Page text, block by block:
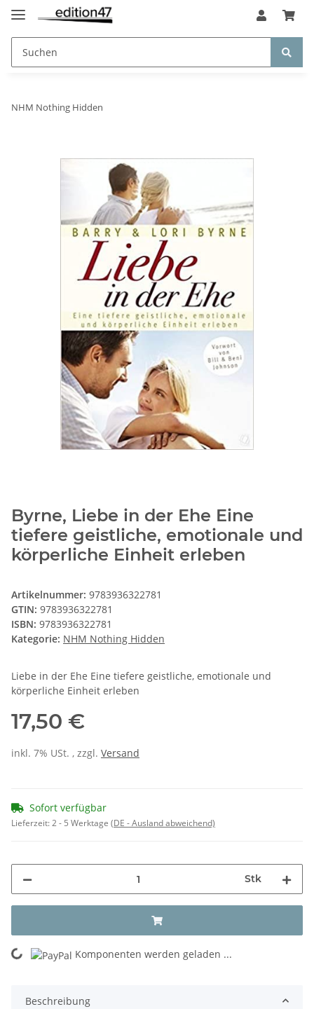
NHM Nothing Hidden
Byrne, Liebe in der Ehe Eine
tiefere geistliche, emotionale und
körperliche Einheit erleben
Artikelnummer: 9783936322781
GTIN: 9783936322781
ISBN: 9783936322781
Kategorie: NHM Nothing Hidden
Liebe in der Ehe Eine tiefere geistliche, emotionale und
körperliche Einheit erleben
17,50 €
inkl. 7% USt. , zzgl. Versand
Sofort verfügbar
Lieferzeit:2 - 5 Werktage (DE - Ausland abweichend)
Stk
Loading... Komponenten werden geladen ...
Beschreibung